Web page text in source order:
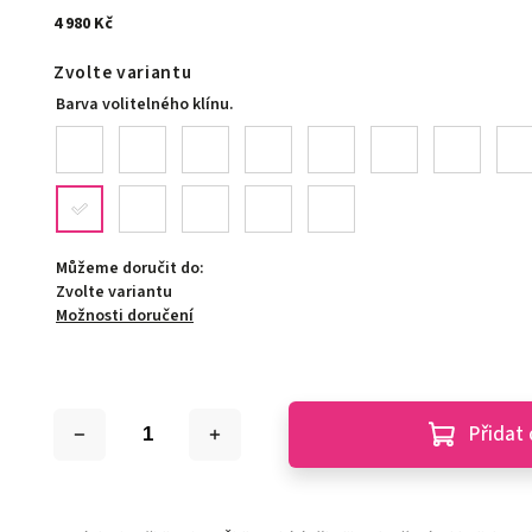
4 980 Kč
Zvolte variantu
Barva volitelného klínu.
Můžeme doručit do:
Zvolte variantu
Možnosti doručení
Přidat